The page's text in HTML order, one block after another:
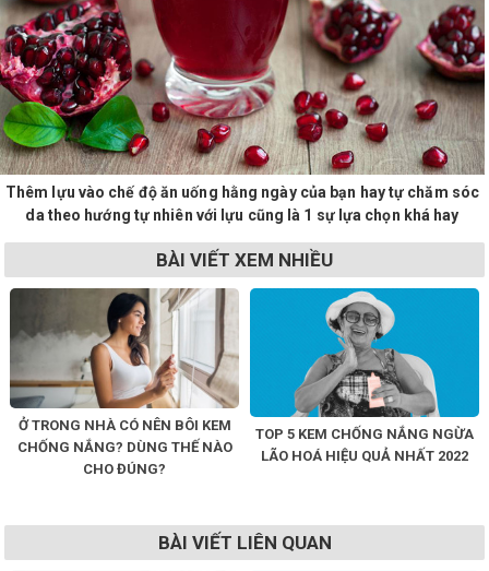
Thêm lựu vào chế độ ăn uống hằng ngày của bạn hay tự chăm sóc
da theo hướng tự nhiên với lựu cũng là 1 sự lựa chọn khá hay
BÀI VIẾT XEM NHIỀU
Ở TRONG NHÀ CÓ NÊN BÔI KEM
CHỐNG NẮNG? DÙNG THẾ NÀO
CHO ĐÚNG?
TOP 5 KEM CHỐNG NẮNG NGỪA
LÃO HOÁ HIỆU QUẢ NHẤT 2022
BÀI VIẾT LIÊN QUAN